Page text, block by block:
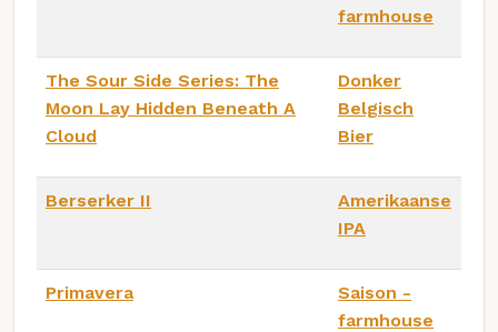
farmhouse
The Sour Side Series: The
Moon Lay Hidden Beneath A
Cloud
Donker
Belgisch
Bier
Berserker II
Amerikaanse
IPA
Primavera
Saison -
farmhouse